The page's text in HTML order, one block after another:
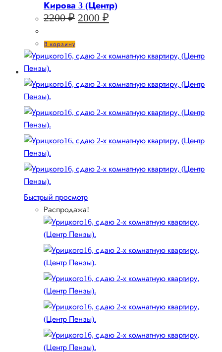
Кирова 3 (Центр)
2200₽ Первоначальная
2200 ₽.
2000 ₽
В корзину
Быстрый просмотр
Распродажа!